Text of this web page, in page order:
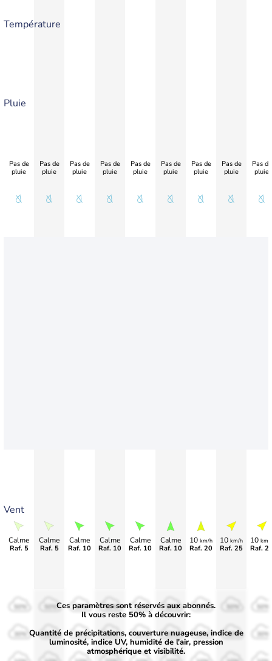
Température
Pluie
Vent
Pas de
pluie
Calme
Raf. 5
Pas de
pluie
Calme
Raf. 5
Pas de
pluie
Calme
Raf. 10
Pas de
pluie
Calme
Raf. 10
Pas de
pluie
Calme
Raf. 10
Pas de
pluie
Calme
Raf. 10
Pas de
pluie
10 km/h
Raf. 20
Pas de
pluie
10 km/h
Raf. 25
Pas de
pluie
10 km/
Raf.
50%
30%
50%
30%
50%
30%
50%
30%
50%
30%
50%
30%
50%
30% 30% 30%
Ces paramètres sont réservés aux abonnés.
Il vous reste 50% à découvrir:
Quantité de précipitations, couverture nuageuse, indice de
luminosité, indice UV, humidité de l'air, pression
atmosphérique et visibilité.